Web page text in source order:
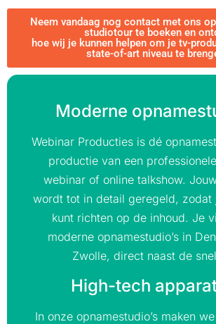
Neem vandaag nog contact met ons
studiotour te boeken en
hoe wij je kunnen helpen om je tv-
state-of-art niveau te
Moderne
Webinar Producties is dé
productie van een
webinar of online talkshow.
wordt tot in detail geregeld, zodat
kunt richten op de inhoud. Je
moderne opnamestudio’s in
Zwolle, direct naast de
High-tech
In onze opnamestudio’s maken